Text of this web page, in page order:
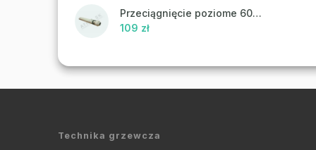
Przeciągnięcie poziome 60/100 mm
109 zł
Technika grzewcza